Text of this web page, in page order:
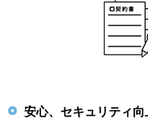
安心、セキュリティ向